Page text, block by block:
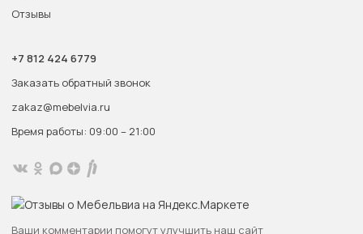
Отзывы
+7 812 424 6779
Заказать обратный звонок
zakaz@mebelvia.ru
Время работы: 09:00 – 21:00
Ваши комментарии помогут улучшить наш сайт